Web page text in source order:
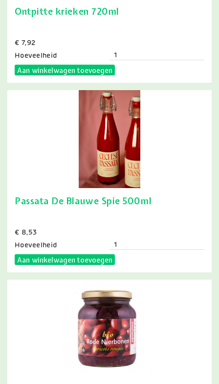
Ontpitte krieken 720ml
Prijs
€ 7,92
Hoeveelheid
Aan winkelwagen toevoegen
Passata De Blauwe Spie 500ml
Prijs
€ 8,53
Hoeveelheid
Aan winkelwagen toevoegen